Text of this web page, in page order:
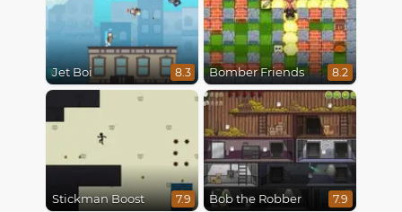
Jet Boi 8.3 Bomber Friends 8.2
Stickman Boost 7.9 Bob the Robber 7.9